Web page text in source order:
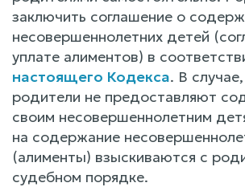
заключить соглашение о
несовершеннолетних детей
уплате алиментов) в
настоящего Кодекса. В
родители не предоставляют
своим несовершеннолетним
на содержание
(алименты) взыскиваются с
судебном порядке.